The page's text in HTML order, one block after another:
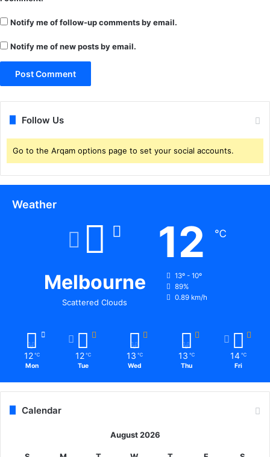
Notify me of follow-up comments by email.
Notify me of new posts by email.
Follow Us
Go to the Arqam options page to set your social accounts.
Weather
Melbourne
Scattered Clouds
12 ℃
13º - 10º
89%
0.89 km/h
12 ℃
Mon
12 ℃
Tue
13 ℃
Wed
13 ℃
Thu
14 ℃
Fri
Calendar
August 2026